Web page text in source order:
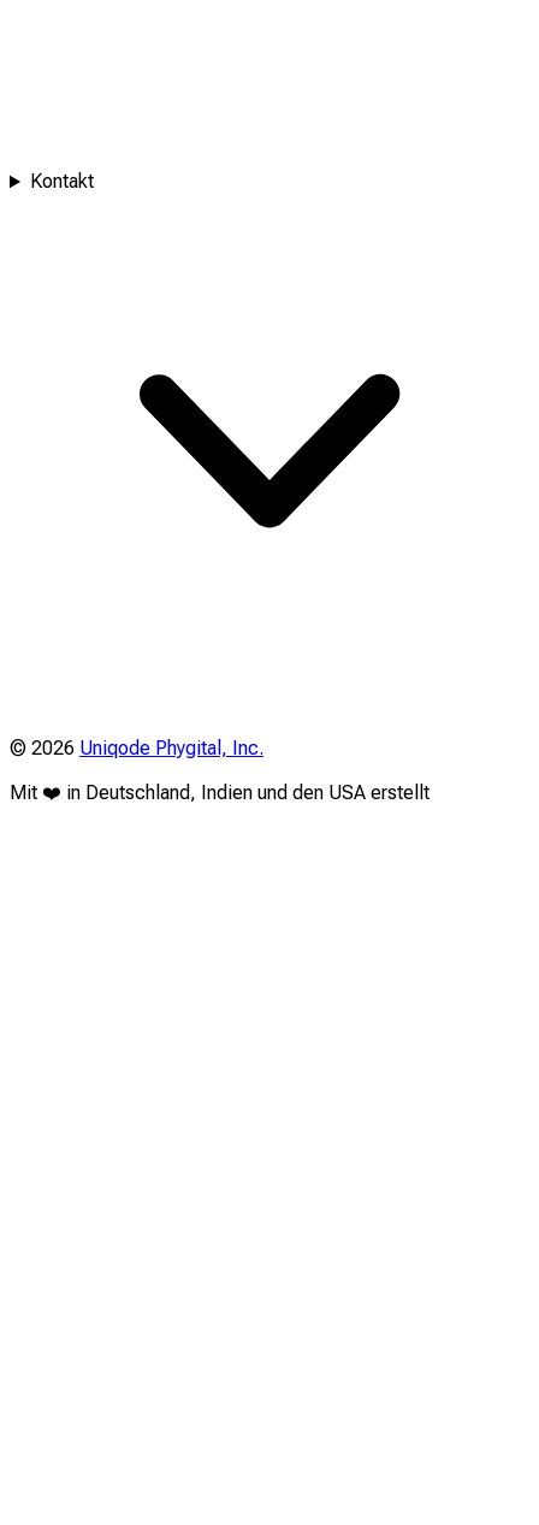
Kontakt
© 2026 Uniqode Phygital, Inc.
Mit ❤️ in Deutschland, Indien und den USA erstellt